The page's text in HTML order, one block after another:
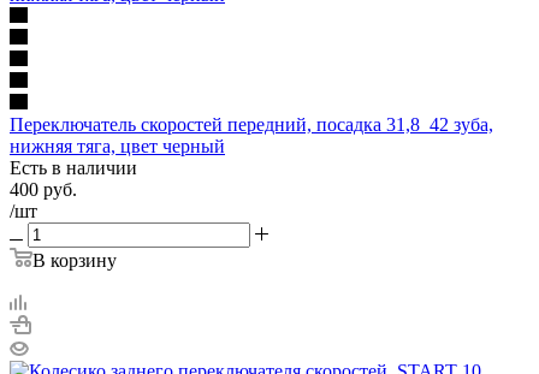
Переключатель скоростей передний, посадка 31,8_42 зуба,
нижняя тяга, цвет черный
Есть в наличии
400 руб.
/шт
В корзину